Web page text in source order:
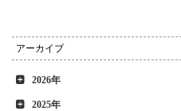
アーカイブ
2026年
2025年